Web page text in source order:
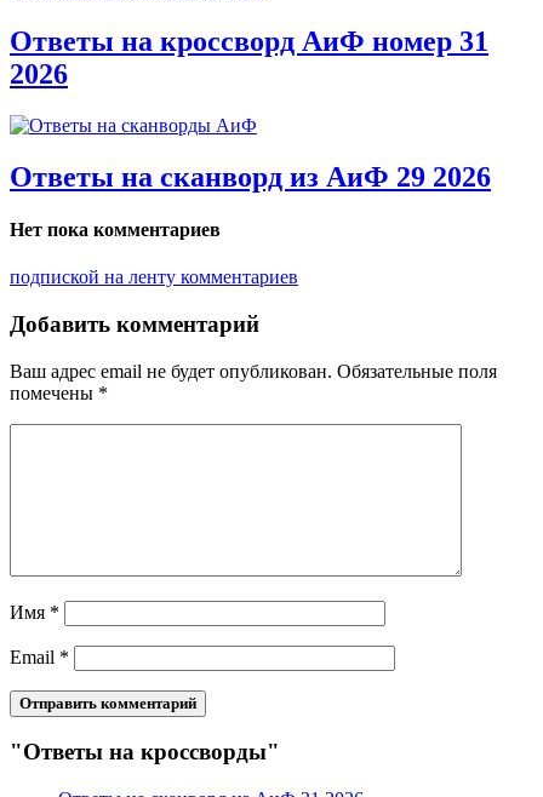
Ответы на кроссворд АиФ номер 31
2026
Ответы на сканворд из АиФ 29 2026
Нет пока комментариев
подпиской на ленту комментариев
Добавить комментарий
Ваш адрес email не будет опубликован. Обязательные поля
помечены *
Имя *
Email *
"Ответы на кроссворды"